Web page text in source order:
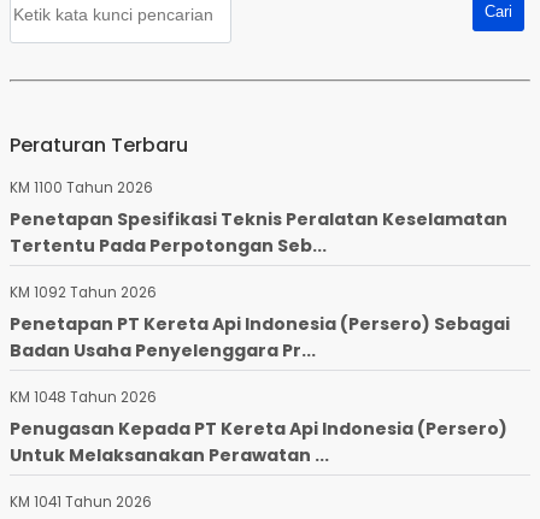
Peraturan Terbaru
KM 1100 Tahun 2026
Penetapan Spesifikasi Teknis Peralatan Keselamatan
Tertentu Pada Perpotongan Seb...
KM 1092 Tahun 2026
Penetapan PT Kereta Api Indonesia (Persero) Sebagai
Badan Usaha Penyelenggara Pr...
KM 1048 Tahun 2026
Penugasan Kepada PT Kereta Api Indonesia (Persero)
Untuk Melaksanakan Perawatan ...
KM 1041 Tahun 2026